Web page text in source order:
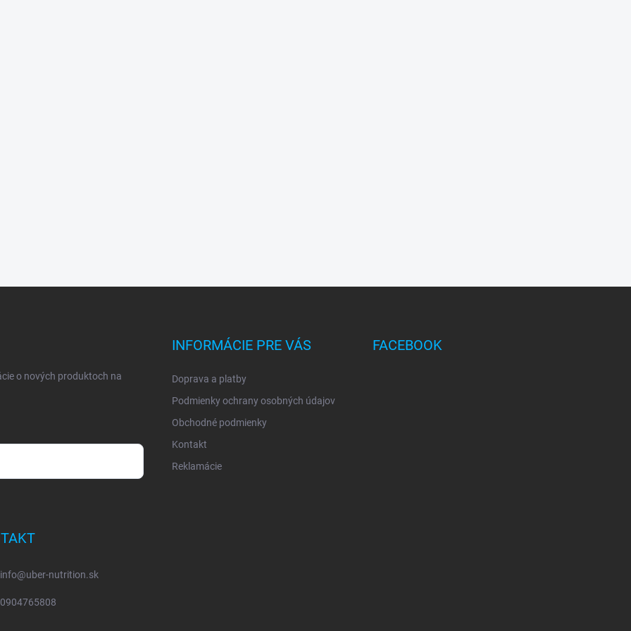
o nových produktoch na
INFORMÁCIE PRE VÁS
Doprava a platby
Podmienky ochrany osobných údajov
Obchodné podmienky
Kontakt
Reklamácie
FACEBOOK
info@uber-nutrition.sk
0904765808